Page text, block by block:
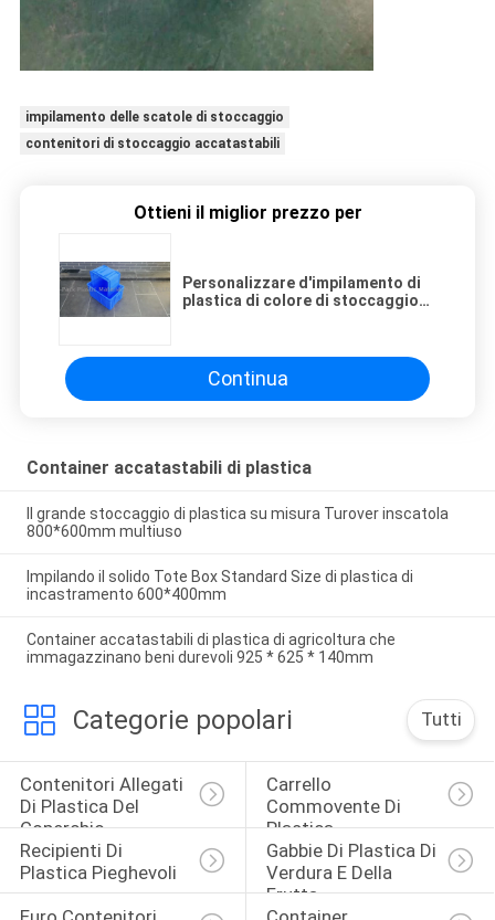
impilamento delle scatole di stoccaggio
contenitori di stoccaggio accatastabili
Ottieni il miglior prezzo per
Personalizzare d'impilamento di
plastica di colore di stoccaggio
Continua
Container accatastabili di plastica
Il grande stoccaggio di plastica su misura Turover inscatola
800*600mm multiuso
Impilando il solido Tote Box Standard Size di plastica di
incastramento 600*400mm
Container accatastabili di plastica di agricoltura che
immagazzinano beni durevoli 925 * 625 * 140mm
Categorie popolari Tutti
Contenitori Allegati
Di Plastica Del
Coperchio
Carrello
Commovente Di
Plastica
Recipienti Di
Plastica Pieghevoli
Gabbie Di Plastica Di
Verdura E Della
Frutta